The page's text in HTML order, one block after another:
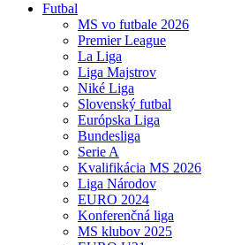
Futbal
MS vo futbale 2026
Premier League
La Liga
Liga Majstrov
Niké Liga
Slovenský futbal
Európska Liga
Bundesliga
Serie A
Kvalifikácia MS 2026
Liga Národov
EURO 2024
Konferenčná liga
MS klubov 2025